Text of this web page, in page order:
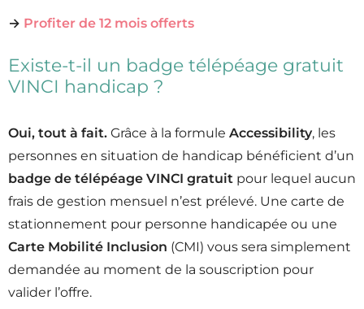
→ Profiter de 12 mois offerts
Existe-t-il un badge télépéage gratuit
VINCI handicap ?
Oui, tout à fait. Grâce à la formule Accessibility, les
personnes en situation de handicap bénéficient d’un
badge de télépéage VINCI gratuit pour lequel aucun
frais de gestion mensuel n’est prélevé. Une carte de
stationnement pour personne handicapée ou une
Carte Mobilité Inclusion (CMI) vous sera simplement
demandée au moment de la souscription pour
valider l’offre.